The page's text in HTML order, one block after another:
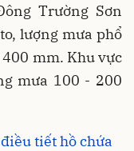
Trường Sơn
lượng mưa phổ
mm. Khu vực
mưa 100 - 200
tiết hồ chứa